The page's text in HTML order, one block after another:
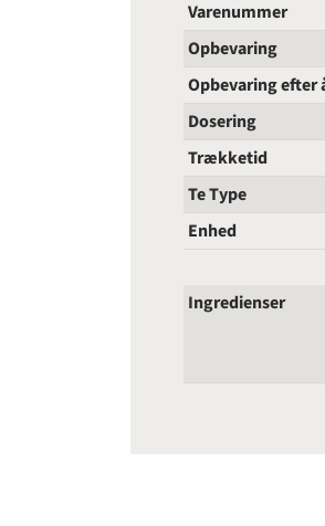
Varenummer
Opbevaring
Opbevaring efter
Dosering
Trækketid
Te Type
Enhed
Ingredienser